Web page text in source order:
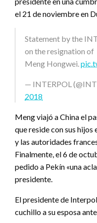
el 21 de noviembre en
Statement by the
on the resignation of
Meng Hongwei.
— INTERPOL
2018
Meng viajó a China el
que reside con sus
y las autoridades
Finalmente, el 6 de
pedido a Pekín «una
presidente.
El presidente de
cuchillo a su esposa